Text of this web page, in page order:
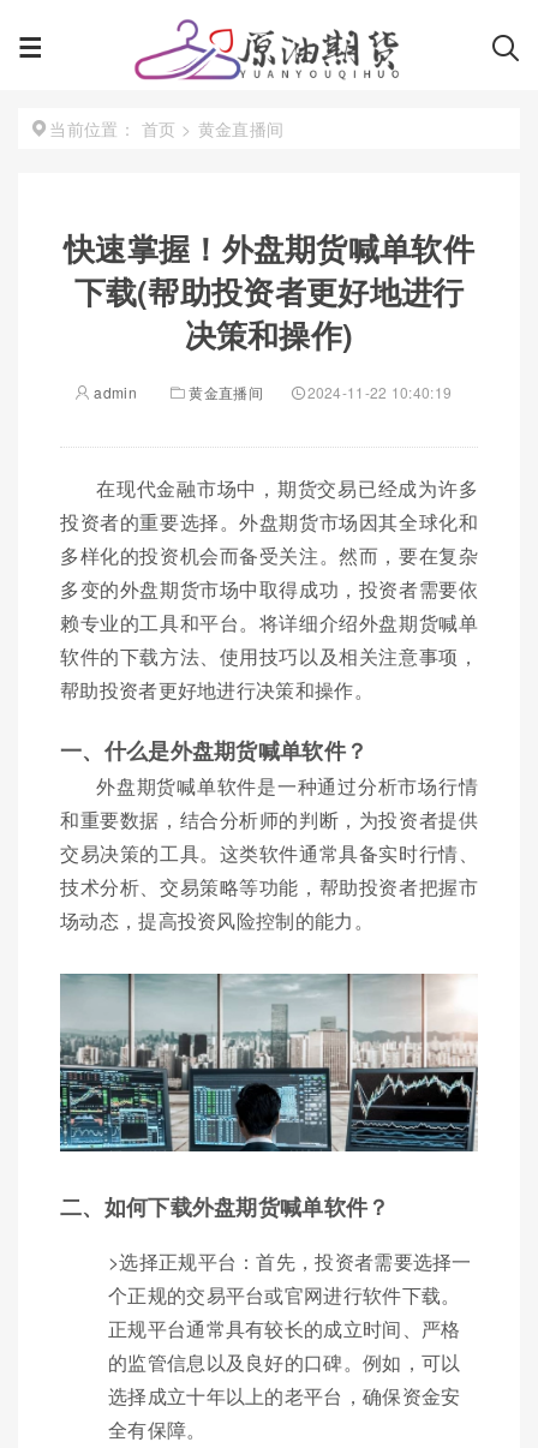
当前位置： 首页 > 黄金直播间
快速掌握！外盘期货喊单软件
下载(帮助投资者更好地进行
决策和操作)
admin 黄金直播间 2024-11-22 10:40:19
在现代金融市场中，期货交易已经成为许多
投资者的重要选择。外盘期货市场因其全球化和
多样化的投资机会而备受关注。然而，要在复杂
多变的外盘期货市场中取得成功，投资者需要依
赖专业的工具和平台。将详细介绍外盘期货喊单
软件的下载方法、使用技巧以及相关注意事项，
帮助投资者更好地进行决策和操作。
一、什么是外盘期货喊单软件？
外盘期货喊单软件是一种通过分析市场行情
和重要数据，结合分析师的判断，为投资者提供
交易决策的工具。这类软件通常具备实时行情、
技术分析、交易策略等功能，帮助投资者把握市
场动态，提高投资风险控制的能力。
二、如何下载外盘期货喊单软件？
>选择正规平台：首先，投资者需要选择一
个正规的交易平台或官网进行软件下载。
正规平台通常具有较长的成立时间、严格
的监管信息以及良好的口碑。例如，可以
选择成立十年以上的老平台，确保资金安
全有保障。